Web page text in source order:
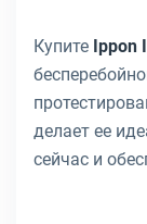
Купите Ippon
делает ее
сейчас и